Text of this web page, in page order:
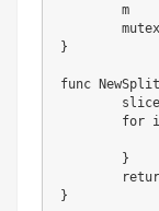
	m
}
func
for i
}
}